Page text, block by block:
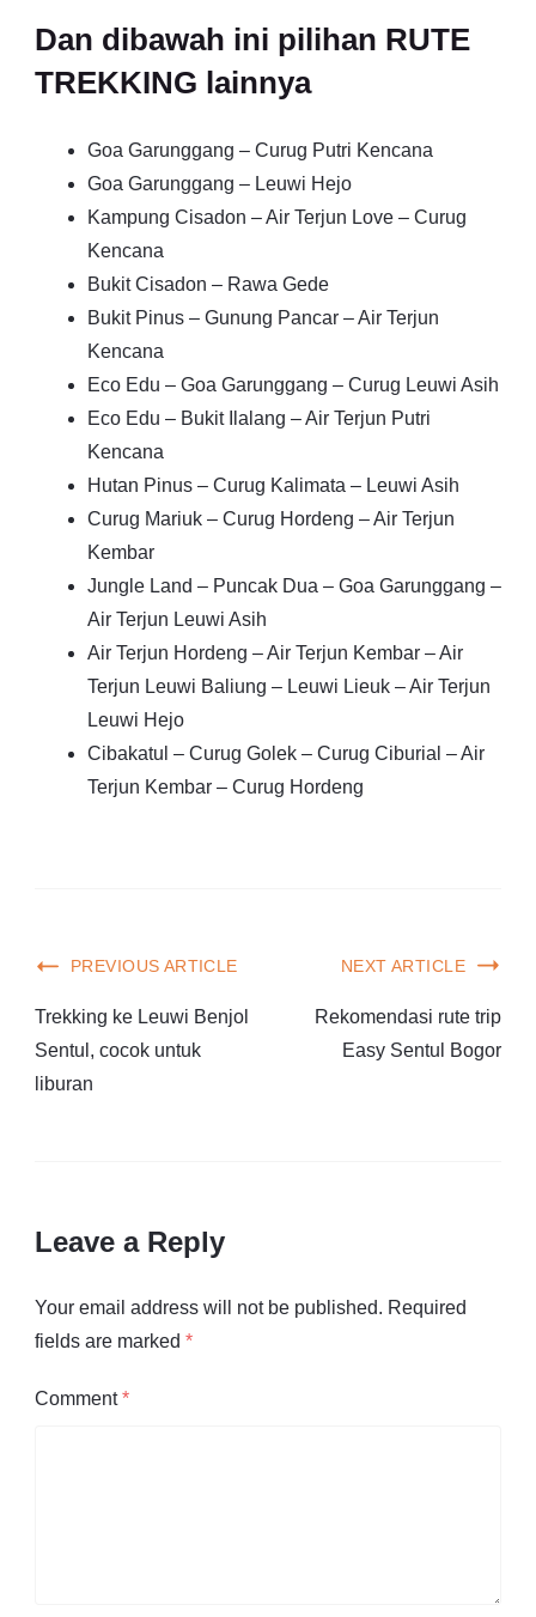
Dan dibawah ini pilihan RUTE
TREKKING lainnya
Goa Garunggang – Curug Putri Kencana
Goa Garunggang – Leuwi Hejo
Kampung Cisadon – Air Terjun Love – Curug
Kencana
Bukit Cisadon – Rawa Gede
Bukit Pinus – Gunung Pancar – Air Terjun
Kencana
Eco Edu – Goa Garunggang – Curug Leuwi Asih
Eco Edu – Bukit Ilalang – Air Terjun Putri
Kencana
Hutan Pinus – Curug Kalimata – Leuwi Asih
Curug Mariuk – Curug Hordeng – Air Terjun
Kembar
Jungle Land – Puncak Dua – Goa Garunggang –
Air Terjun Leuwi Asih
Air Terjun Hordeng – Air Terjun Kembar – Air
Terjun Leuwi Baliung – Leuwi Lieuk – Air Terjun
Leuwi Hejo
Cibakatul – Curug Golek – Curug Ciburial – Air
Terjun Kembar – Curug Hordeng
PREVIOUS ARTICLE
Trekking ke Leuwi Benjol
Sentul, cocok untuk
liburan
NEXT ARTICLE
Rekomendasi rute trip
Easy Sentul Bogor
Leave a Reply
Your email address will not be published. Required
fields are marked *
Comment*